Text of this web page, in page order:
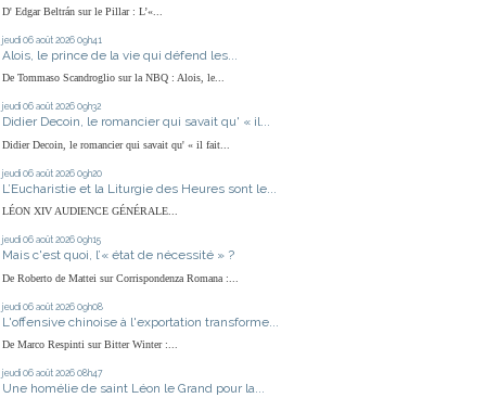
D' Edgar Beltrán sur le Pillar : L’«...
jeudi 06 août 2026 09h41
Alois, le prince de la vie qui défend les...
De Tommaso Scandroglio sur la NBQ : Alois, le...
jeudi 06 août 2026 09h32
Didier Decoin, le romancier qui savait qu' « il...
Didier Decoin, le romancier qui savait qu' « il fait...
jeudi 06 août 2026 09h20
L’Eucharistie et la Liturgie des Heures sont le...
LÉON XIV AUDIENCE GÉNÉRALE...
jeudi 06 août 2026 09h15
Mais c'est quoi, l’« état de nécessité » ?
De Roberto de Mattei sur Corrispondenza Romana :...
jeudi 06 août 2026 09h08
L'offensive chinoise à l'exportation transforme...
De Marco Respinti sur Bitter Winter :...
jeudi 06 août 2026 08h47
Une homélie de saint Léon le Grand pour la...